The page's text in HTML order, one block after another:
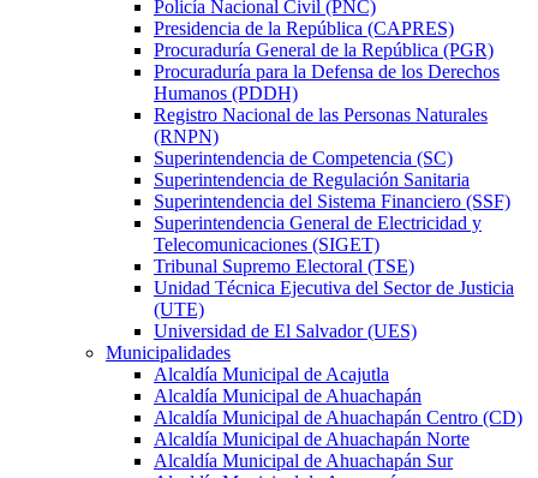
Policía Nacional Civil (PNC)
Presidencia de la República (CAPRES)
Procuraduría General de la República (PGR)
Procuraduría para la Defensa de los Derechos
Humanos (PDDH)
Registro Nacional de las Personas Naturales
(RNPN)
Superintendencia de Competencia (SC)
Superintendencia de Regulación Sanitaria
Superintendencia del Sistema Financiero (SSF)
Superintendencia General de Electricidad y
Telecomunicaciones (SIGET)
Tribunal Supremo Electoral (TSE)
Unidad Técnica Ejecutiva del Sector de Justicia
(UTE)
Universidad de El Salvador (UES)
Municipalidades
Alcaldía Municipal de Acajutla
Alcaldía Municipal de Ahuachapán
Alcaldía Municipal de Ahuachapán Centro (CD)
Alcaldía Municipal de Ahuachapán Norte
Alcaldía Municipal de Ahuachapán Sur